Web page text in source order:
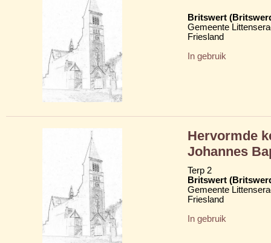
Britswert
Gemeente
Friesland
In gebruik
Hervormde
Johannes
Terp 2
Britswert
Gemeente
Friesland
In gebruik